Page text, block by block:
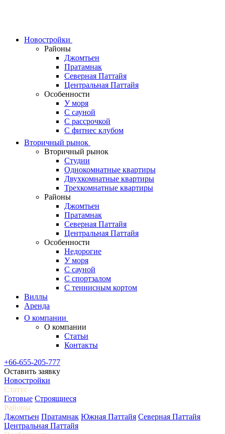
Новостройки
Районы
Джомтьен
Пратамнак
Северная Паттайя
Центральная Паттайя
Особенности
У моря
С сауной
С рассрочкой
С фитнес клубом
Вторичный рынок
Вторичный рынок
Студии
Однокомнатные квартиры
Двухкомнатные квартиры
Трехкомнатные квартиры
Районы
Джомтьен
Пратамнак
Северная Паттайя
Центральная Паттайя
Особенности
Недорогие
У моря
С сауной
С спортзалом
С теннисным кортом
Виллы
Аренда
О компании
О компании
Статьи
Контакты
+66-655-205-777
Оставить заявку
Новостройки
Статус
Готовые Строящиеся
Районы
Джомтьен Пратамнак Южная Паттайя Северная Паттайя
Центральная Паттайя